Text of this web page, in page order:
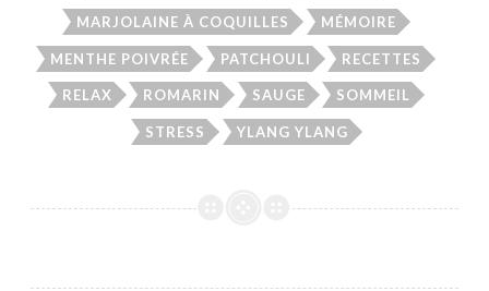
MARJOLAINE À COQUILLES MÉMOIRE
MENTHE POIVRÉE PATCHOULI RECETTES
RELAX ROMARIN SAUGE SOMMEIL
STRESS YLANG YLANG